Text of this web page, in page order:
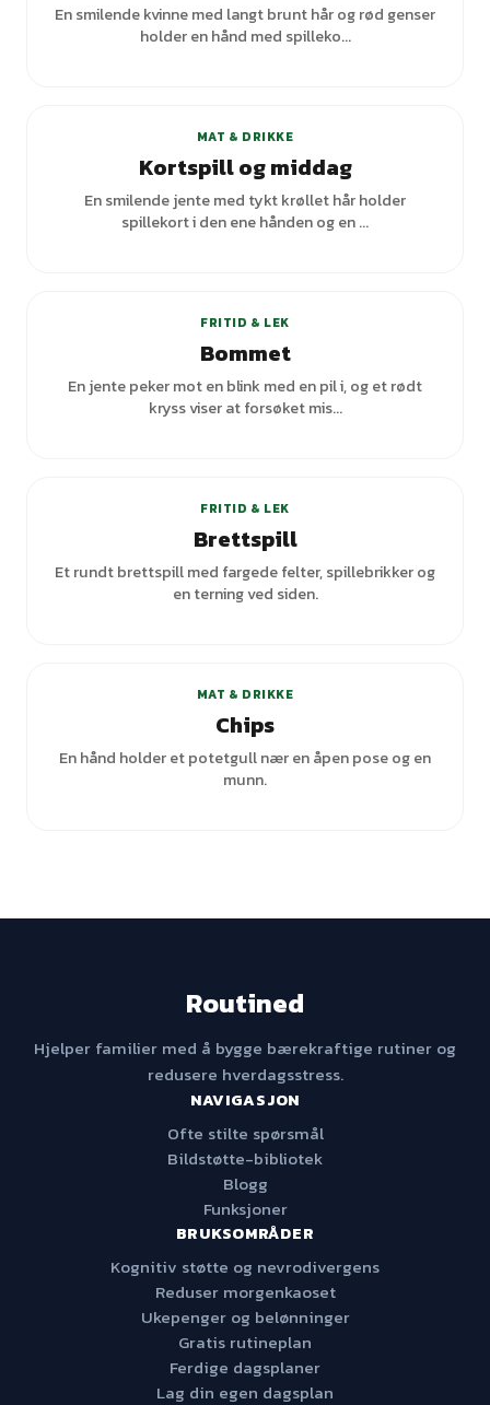
En smilende kvinne med langt brunt hår og rød genser
holder en hånd med spilleko...
MAT & DRIKKE
Kortspill og middag
En smilende jente med tykt krøllet hår holder
spillekort i den ene hånden og en ...
FRITID & LEK
Bommet
En jente peker mot en blink med en pil i, og et rødt
kryss viser at forsøket mis...
FRITID & LEK
Brettspill
Et rundt brettspill med fargede felter, spillebrikker og
en terning ved siden.
MAT & DRIKKE
Chips
En hånd holder et potetgull nær en åpen pose og en
munn.
Routined
Hjelper familier med å bygge bærekraftige rutiner og
redusere hverdagsstress.
NAVIGASJON
Ofte stilte spørsmål
Bildstøtte-bibliotek
Blogg
Funksjoner
BRUKSOMRÅDER
Kognitiv støtte og nevrodivergens
Reduser morgenkaoset
Ukepenger og belønninger
Gratis rutineplan
Ferdige dagsplaner
Lag din egen dagsplan